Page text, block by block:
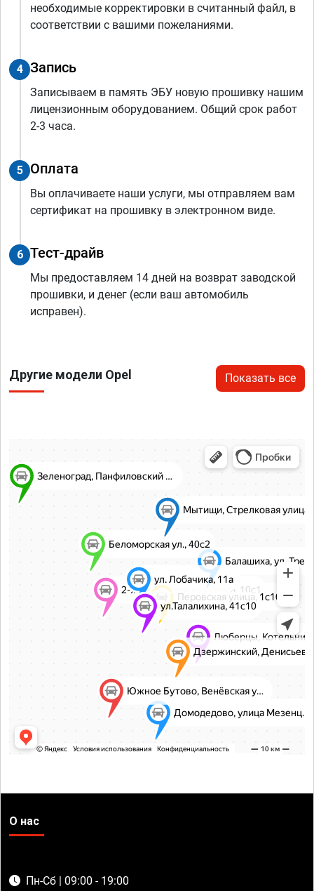
необходимые корректировки в считанный файл, в
соответствии с вашими пожеланиями.
4 Запись
Записываем в память ЭБУ новую прошивку нашим
лицензионным оборудованием. Общий срок работ
2-3 часа.
5 Оплата
Вы оплачиваете наши услуги, мы отправляем вам
сертификат на прошивку в электронном виде.
6 Тест-драйв
Мы предоставляем 14 дней на возврат заводской
прошивки, и денег (если ваш автомобиль
исправен).
Другие модели Opel Показать все
О нас
Пн-Сб | 09:00 - 19:00